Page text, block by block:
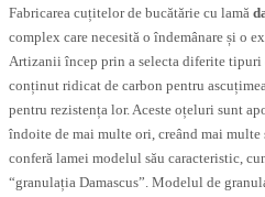
Fabricarea cuțitelor de bucătărie cu lamă
complex care necesită o îndemânare și o
Artizanii încep prin a selecta diferite tipuri
conținut ridicat de carbon pentru
pentru rezistența lor. Aceste oțeluri sunt
îndoite de mai multe ori, creând mai multe
conferă lamei modelul său caracteristic,
“granulația Damascus”. Modelul de